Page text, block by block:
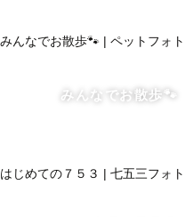
みんなでお散歩🐾